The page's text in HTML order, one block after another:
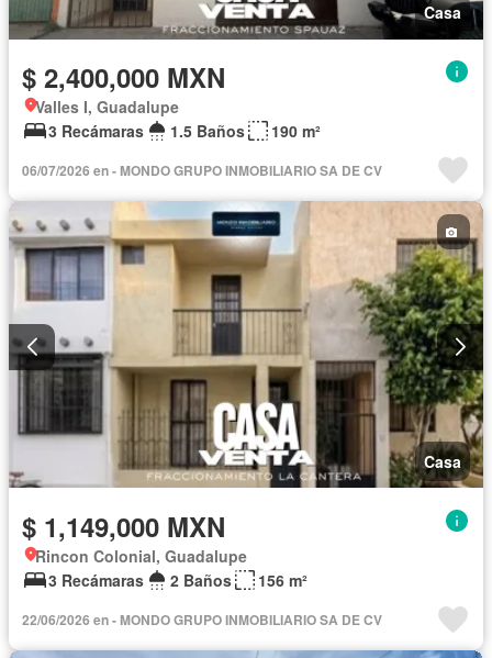
Casa
$ 2,400,000 MXN
Valles I, Guadalupe
3 Recámaras
1.5 Baños 190 m²
06/07/2026 en - MONDO GRUPO INMOBILIARIO SA DE CV
Casa
$ 1,149,000 MXN
Rincon Colonial, Guadalupe
3 Recámaras
2 Baños 156 m²
22/06/2026 en - MONDO GRUPO INMOBILIARIO SA DE CV